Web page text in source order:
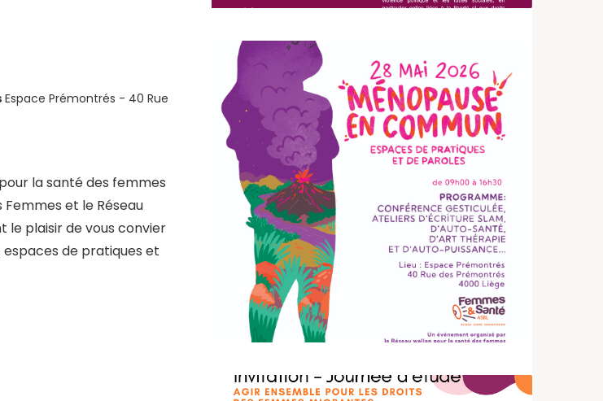
Espace Prémontrés - 40 Rue
la santé des femmes
Femmes et le Réseau
le plaisir de vous convier
de pratiques et